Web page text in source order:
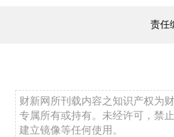
责任
财新网所刊载内容之知识产权为
专属所有或持有。未经许可，禁
建立镜像等任何使用。